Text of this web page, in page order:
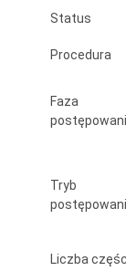
2026
Status
Procedura
Faza
Tryb
Liczba